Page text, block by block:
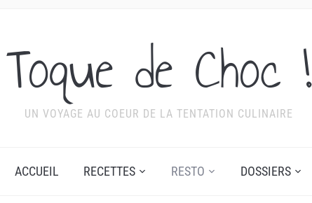
Toque de Choc !
UN VOYAGE AU COEUR DE LA TENTATION CULINAIRE
ACCUEIL RECETTES RESTO DOSSIERS